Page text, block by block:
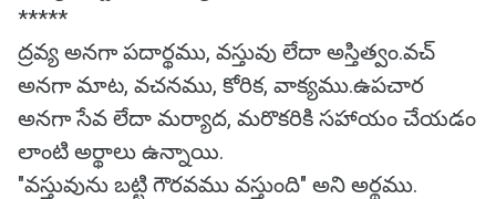
*****
ద్రవ్య అనగా పదార్థము, వస్తువు లేదా అస్తిత్వం.వచ్
అనగా మాట, వచనము, కోరిక, వాక్యము.ఉపచార
అనగా సేవ లేదా మర్యాద, మరొకరికి సహాయం చేయడం
లాంటి అర్థాలు ఉన్నాయి.
"వస్తువును బట్టి గౌరవము వస్తుంది" అని అర్థము.